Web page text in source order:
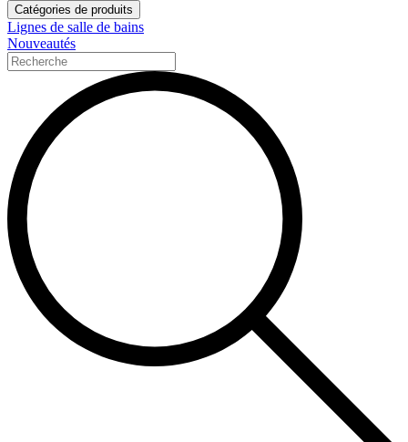
Catégories de produits
Lignes de salle de bains
Nouveautés